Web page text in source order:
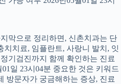
막으로 정리하면, 신촌치과는 단
치치료, 임플란트, 사랑니 발치, 잇
기검진까지 함께 확인하는 진료
일 23시04분 중요한 것은 키워드
방문자가 궁금해하는 증상, 진료